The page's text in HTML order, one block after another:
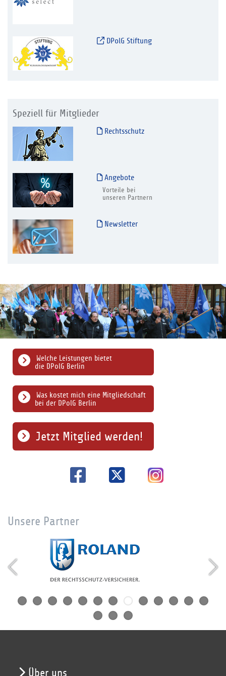
DPolG Stiftung
Speziell für Mitglieder
Rechtsschutz
Angebote
Vorteile bei
unseren Partnern
Newsletter
Was kostet mich eine Mitgliedschaft
bei der DPolG Berlin
Welche Leistungen bietet
die DPolG Berlin
Jetzt Mitglied werden!
Unsere Partner
Über uns